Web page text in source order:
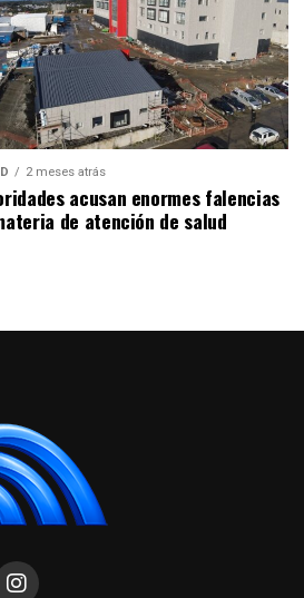
2 meses atrás
acusan enormes falencias
de atención de salud